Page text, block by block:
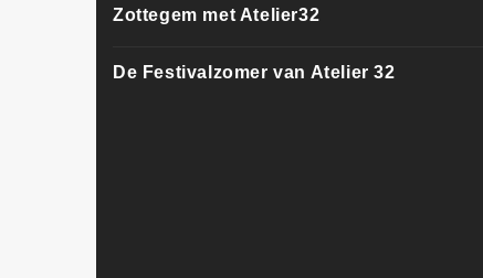
Zottegem met Atelier32
De Festivalzomer van Atelier 32